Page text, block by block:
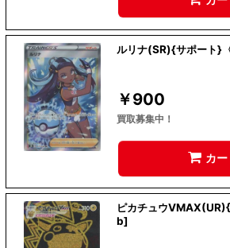
ルリナ(SR){サポート}
￥900
買取募集中！
カ
ピカチュウ
b]